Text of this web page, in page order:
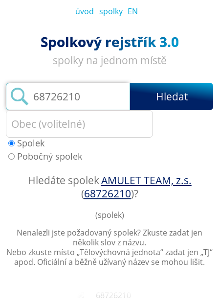
úvod spolky EN
Spolkový rejstřík 3.0
spolky na jednom místě
Hledat
Spolek
Pobočný spolek
Hledáte spolekAMULET TEAM, z.s.
(68726210)?
(spolek)
Nenalezli jste požadovaný spolek? Zkuste zadat jen
několik slov z názvu.
Nebo zkuste místo „Tělovýchovná jednota“ zadat jen „TJ“
apod. Oficiální a běžně užívaný název se mohou lišit.